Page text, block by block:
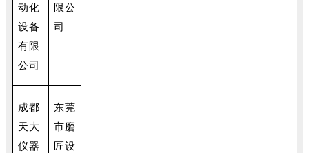
动化
设备
有限
公司
限公
司
成都
天大
仪器
东莞
市磨
匠设